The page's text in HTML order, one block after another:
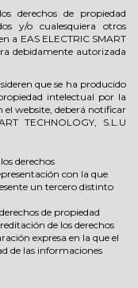
derechos de propiedad
y/o cualesquiera otros
a EAS ELECTRIC SMART
debidamente autorizada
que se ha producido
intelectual por la
website, deberá notificar
TECHNOLOGY, S.L.U
derechos
con la que
un tercero distinto
de propiedad
de los derechos
expresa en la que el
de las informaciones